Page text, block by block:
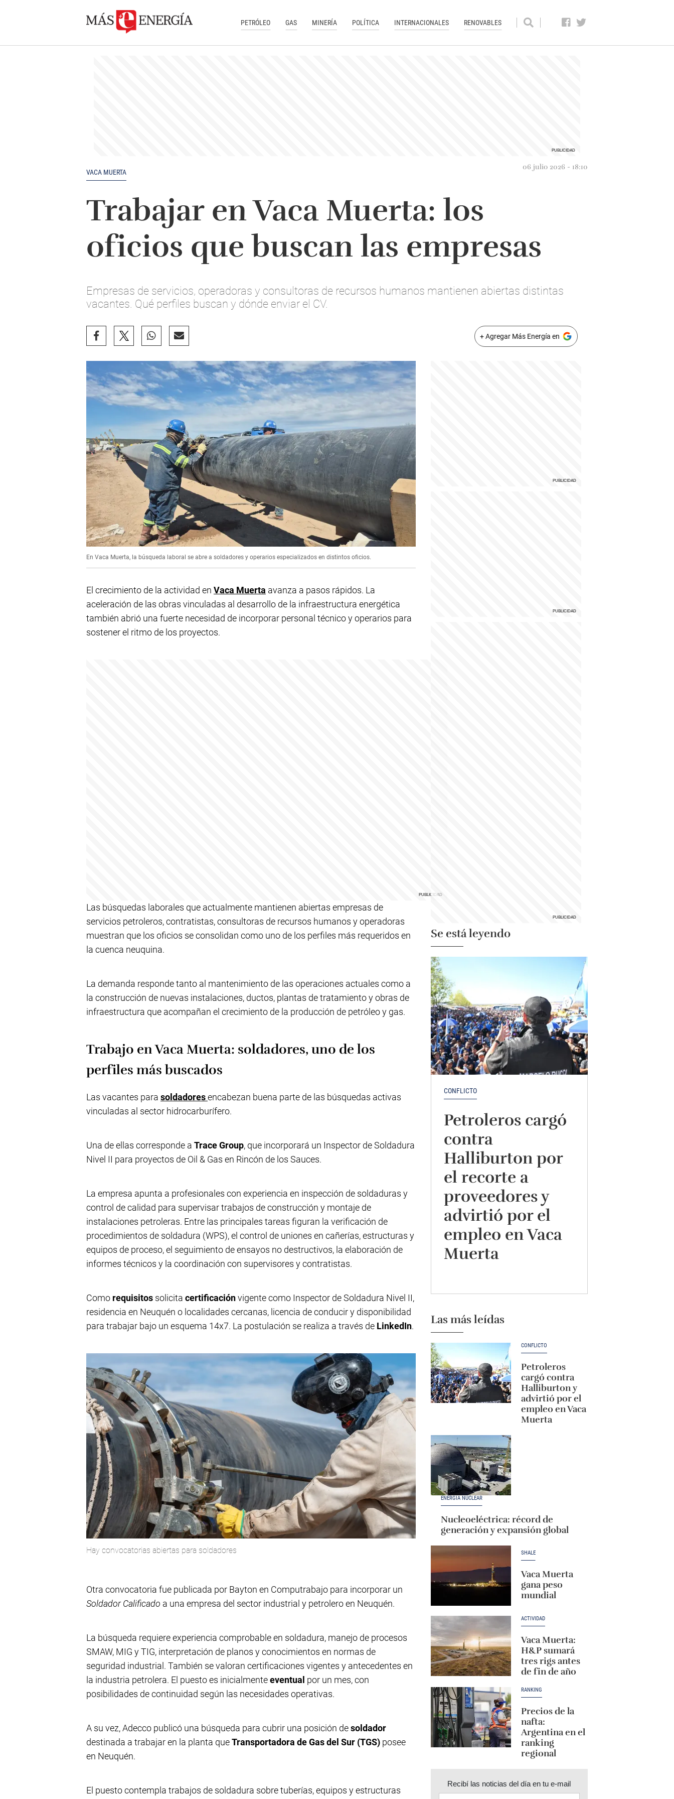
PETRÓLEO GAS MINERÍA POLÍTICA INTERNACIONALES RENOVABLES
VACA MUERTA
06 julio 2026 - 18:10
Trabajar en Vaca Muerta: los
oficios que buscan las empresas
Empresas de servicios, operadoras y consultoras de recursos humanos mantienen abiertas distintas
vacantes. Qué perfiles buscan y dónde enviar el CV.
+ Agregar Más Energía en
En Vaca Muerta, la búsqueda laboral se abre a soldadores y operarios especializados en distintos oficios.
El crecimiento de la actividad en Vaca Muerta avanza a pasos rápidos. La
aceleración de las obras vinculadas al desarrollo de la infraestructura energética
también abrió una fuerte necesidad de incorporar personal técnico y operarios para
sostener el ritmo de los proyectos.
Las búsquedas laborales que actualmente mantienen abiertas empresas de
servicios petroleros, contratistas, consultoras de recursos humanos y operadoras
muestran que los oficios se consolidan como uno de los perfiles más requeridos en
la cuenca neuquina.
La demanda responde tanto al mantenimiento de las operaciones actuales como a
la construcción de nuevas instalaciones, ductos, plantas de tratamiento y obras de
infraestructura que acompañan el crecimiento de la producción de petróleo y gas.
Trabajo en Vaca Muerta: soldadores, uno de los
perfiles más buscados
Las vacantes para soldadoresencabezan buena parte de las búsquedas activas
vinculadas al sector hidrocarburífero.
Una de ellas corresponde a Trace Group, que incorporará un Inspector de Soldadura
Nivel II para proyectos de Oil & Gas en Rincón de los Sauces.
La empresa apunta a profesionales con experiencia en inspección de soldaduras y
control de calidad para supervisar trabajos de construcción y montaje de
instalaciones petroleras. Entre las principales tareas figuran la verificación de
procedimientos de soldadura (WPS), el control de uniones en cañerías, estructuras y
equipos de proceso, el seguimiento de ensayos no destructivos, la elaboración de
informes técnicos y la coordinación con supervisores y contratistas.
Como requisitos solicita certificaciónvigente como Inspector de Soldadura Nivel II,
residencia en Neuquén o localidades cercanas, licencia de conducir y disponibilidad
para trabajar bajo un esquema 14x7. La postulación se realiza a través de LinkedIn.
Hay convocatorias abiertas para soldadores
Otra convocatoria fue publicada por Bayton en Computrabajo para incorporar un
Soldador Calificado a una empresa del sector industrial y petrolero en Neuquén.
La búsqueda requiere experiencia comprobable en soldadura, manejo de procesos
SMAW, MIG y TIG, interpretación de planos y conocimientos en normas de
seguridad industrial. También se valoran certificaciones vigentes y antecedentes en
la industria petrolera. El puesto es inicialmenteeventual por un mes, con
posibilidades de continuidad según las necesidades operativas.
A su vez, Adecco publicó una búsqueda para cubrir una posición desoldador
destinada a trabajar en la planta queTransportadora de Gas del Sur (TGS) posee
en Neuquén.
El puesto contempla trabajos de soldadura sobre tuberías, equipos y estructuras
Se está leyendo
CONFLICTO
Petroleros cargó
contra
Halliburton por
el recorte a
proveedores y
advirtió por el
empleo en Vaca
Muerta
Las más leídas
CONFLICTO
Petroleros
cargó contra
Halliburton y
advirtió por el
empleo en Vaca
Muerta
ENERGÍA NUCLEAR
Nucleoeléctrica: récord de
generación y expansión global
SHALE
Vaca Muerta
gana peso
mundial
ACTIVIDAD
Vaca Muerta:
H&P sumará
tres rigs antes
de fin de año
RANKING
Precios de la
nafta:
Argentina en el
ranking
regional
Recibí las noticias del día en tu e-mail